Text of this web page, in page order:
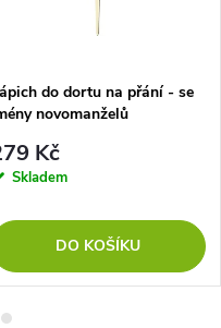
do dortu na přání - se
novomanželů
Kč
Skladem
DO KOŠÍKU